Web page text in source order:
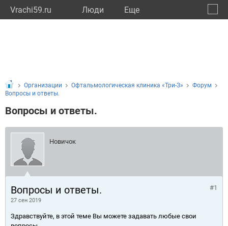
Vrachi59.ru Люди Eще
Организации Офтальмологическая клиника «Три-З»
Форум
Вопросы и ответы.
Вопросы и ответы.
Новичок
Вопросы и ответы.
27 сен 2019
#1
Здравствуйте, в этой теме Вы можете задавать любые свои